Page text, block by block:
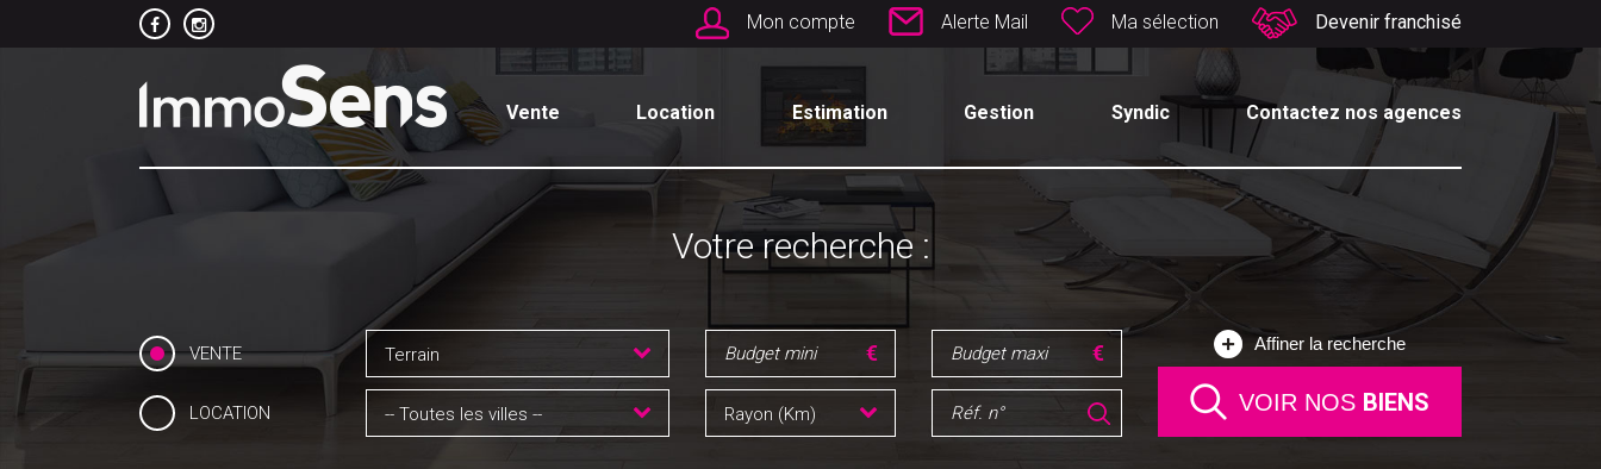
Mon compte Alerte Mail Ma sélection Devenir franchisé
Vente Location Estimation Gestion Syndic Contactez nos agences
Votre recherche :
VENTE
LOCATION
Terrain
-- Toutes les villes -- Rayon (Km)
Affiner la recherche
VOIR NOS BIENS